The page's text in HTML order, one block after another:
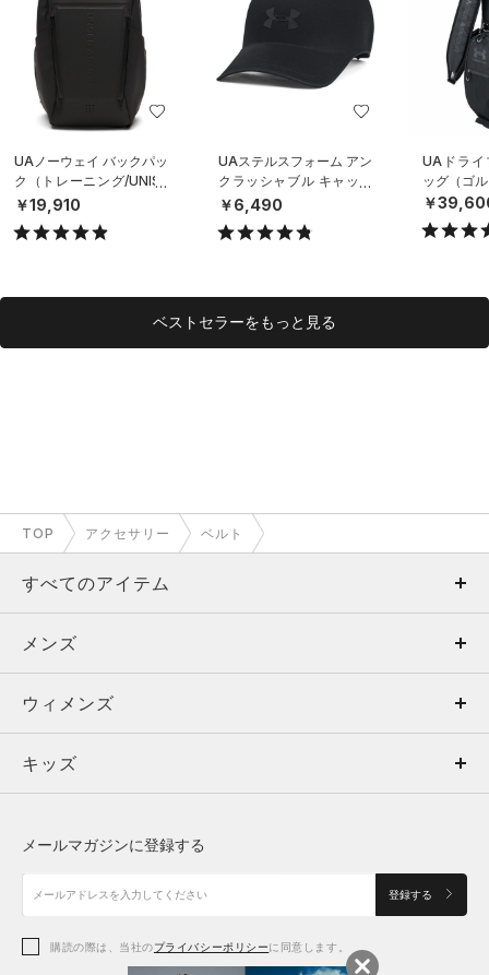
UAノーウェイ バックパッ
ク（トレーニング/UNISE
X）
￥19,910
UAステルスフォーム アン
クラッシャブル キャップ
（ライフスタイル/UNISE
￥6,490
UAドライ
ッグ（ゴ
￥
ベストセラーをもっと見る
TOP アクセサリー ベルト
すべてのアイテム
メンズ
ウィメンズ
キッズ
アクセサリー
メンズ
トップス
ボトムス
アクセサリー
ウィメンズ
トップス
シューズ
アクセサリー
キッズ
シューズ
メールマガジンに登録する
登録する
購読の際は、当社のプライバシーポリシーに同意します。